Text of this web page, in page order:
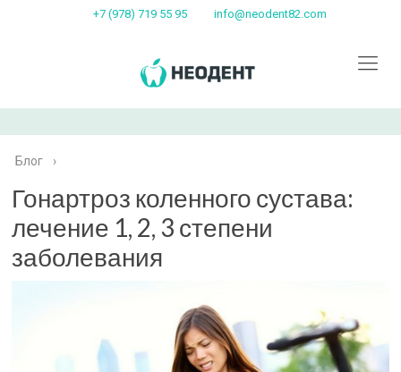
+7 (978) 719 55 95 info@neodent82.com
Блог ›
Гонартроз коленного сустава:
лечение 1, 2, 3 степени
заболевания